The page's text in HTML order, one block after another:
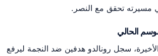
الحالي
27 الأخيرة، سجل رونالدو هدفين ضد النجمة ليرفع